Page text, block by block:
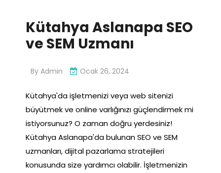
Kütahya Aslanapa SEO
ve SEM Uzmanı
By Admin Ocak 26, 2024
Kütahya'da işletmenizi veya web sitenizi
büyütmek ve online varlığınızı güçlendirmek mi
istiyorsunuz? O zaman doğru yerdesiniz!
Kütahya Aslanapa'da bulunan SEO ve SEM
uzmanları, dijital pazarlama stratejileri
konusunda size yardımcı olabilir. İşletmenizin